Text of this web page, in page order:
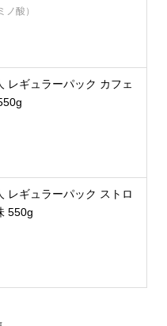
ノ酸）
レギュラーパック カフェ
レギュラーパック ストロ
550g